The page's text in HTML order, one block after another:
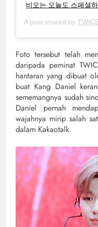
비오는 오늘도 스페셜
A post shared by
Foto tersebut telah
daripada peminat
hantaran yang dibuat
buat Kang Daniel
sememangnya sudah
Daniel pernah
wajahnya mirip salah
dalam Kakaotalk.